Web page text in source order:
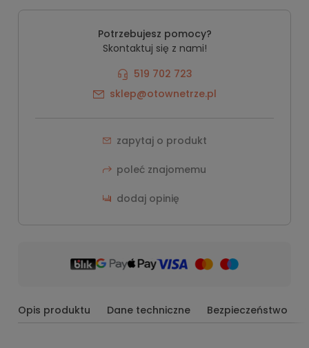
Potrzebujesz pomocy?
Skontaktuj się z nami!
519 702 723
sklep@otownetrze.pl
zapytaj o produkt
poleć znajomemu
dodaj opinię
Opis produktu Dane techniczne Bezpieczeństwo